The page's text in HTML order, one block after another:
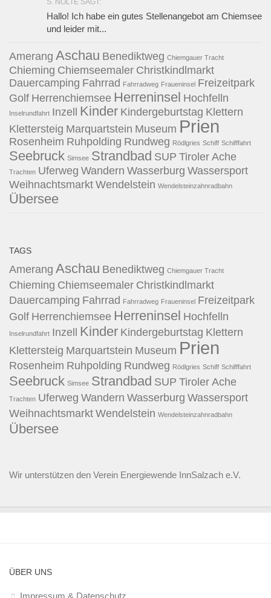
S. NOLTE SAGT:
Hallo! Ich habe ein gutes Stellenangebot am Chiemsee
und leider mit...
Amerang Aschau Benediktweg Chiemgauer Tracht
Chieming Chiemseemaler Christkindlmarkt
Dauercamping Fahrrad Fahrradweg Fraueninsel Freizeitpark
Golf Herrenchiemsee Herreninsel Hochfelln
Inselrundfahrt Inzell Kinder Kindergeburtstag Klettern
Klettersteig Marquartstein Museum Prien
Rosenheim Ruhpolding Rundweg Rödlgries Schiff Schifffahrt
Seebruck Simsee Strandbad SUP Tiroler Ache
Trachten Uferweg Wandern Wasserburg Wassersport
Weihnachtsmarkt Wendelstein Wendelsteinzahnradbahn
Übersee
TAGS
Amerang Aschau Benediktweg Chiemgauer Tracht
Chieming Chiemseemaler Christkindlmarkt
Dauercamping Fahrrad Fahrradweg Fraueninsel Freizeitpark
Golf Herrenchiemsee Herreninsel Hochfelln
Inselrundfahrt Inzell Kinder Kindergeburtstag Klettern
Klettersteig Marquartstein Museum Prien
Rosenheim Ruhpolding Rundweg Rödlgries Schiff Schifffahrt
Seebruck Simsee Strandbad SUP Tiroler Ache
Trachten Uferweg Wandern Wasserburg Wassersport
Weihnachtsmarkt Wendelstein Wendelsteinzahnradbahn
Übersee
Wir unterstützen den Verein Energiewende InnSalzach e.V.
ÜBER UNS